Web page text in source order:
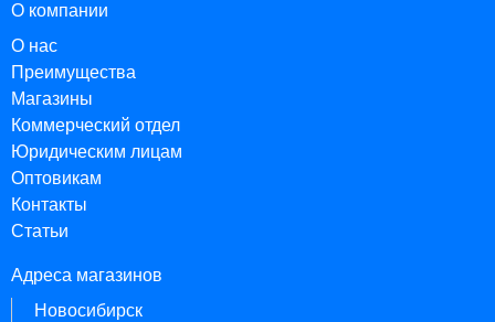
О компании
О нас
Преимущества
Магазины
Коммерческий отдел
Юридическим лицам
Оптовикам
Контакты
Статьи
Адреса магазинов
Новосибирск